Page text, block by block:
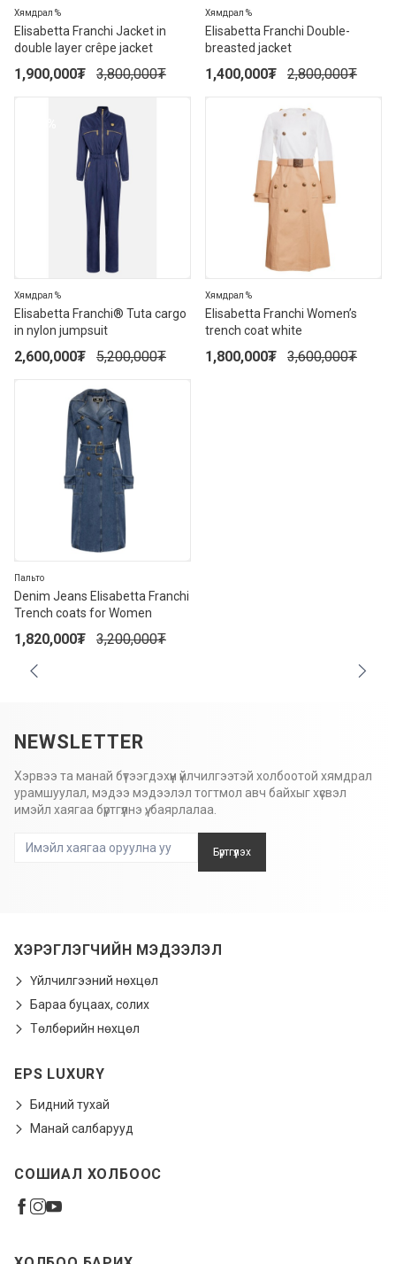
Elisabetta Franchi Jacket in
double layer crêpe jacket
Хямдрал %
1,900,000₮ 3,800,000₮
Elisabetta Franchi Double-
breasted jacket
Хямдрал %
1,400,000₮ 2,800,000₮
Elisabetta Franchi® Tuta cargo
in nylon jumpsuit
Хямдрал %
2,600,000₮ 5,200,000₮
Elisabetta Franchi Women’s
trench coat white
Хямдрал %
1,800,000₮ 3,600,000₮
Denim Jeans Elisabetta Franchi
Trench coats for Women
Пальто
1,820,000₮ 3,200,000₮
NEWSLETTER
Хэрвээ та манай бүтээгдэхүүн үйлчилгээтэй холбоотой хямдрал
урамшуулал, мэдээ мэдээлэл тогтмол авч байхыг хүсвэл
имэйл хаягаа бүртгүүлнэ үү, баярлалаа.
Бүртгүүлэх
ХЭРЭГЛЭГЧИЙН МЭДЭЭЛЭЛ
Үйлчилгээний нөхцөл
Бараа буцаах, солих
Төлбөрийн нөхцөл
EPS LUXURY
Бидний тухай
Манай салбарууд
СОШИАЛ ХОЛБООС